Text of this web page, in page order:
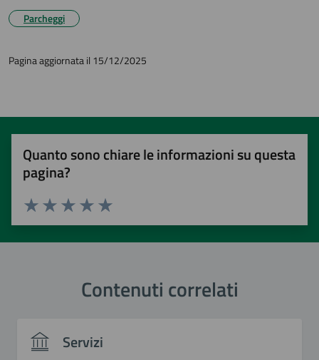
Parcheggi
Pagina aggiornata il 15/12/2025
Quanto sono chiare le informazioni su questa
pagina?
Valuta 5 stelle su 5
Valuta 4 stelle su 5
Valuta 3 stelle su 5
Valuta 2 stelle su 5
Valuta 1 stelle su 5
Contenuti correlati
Servizi